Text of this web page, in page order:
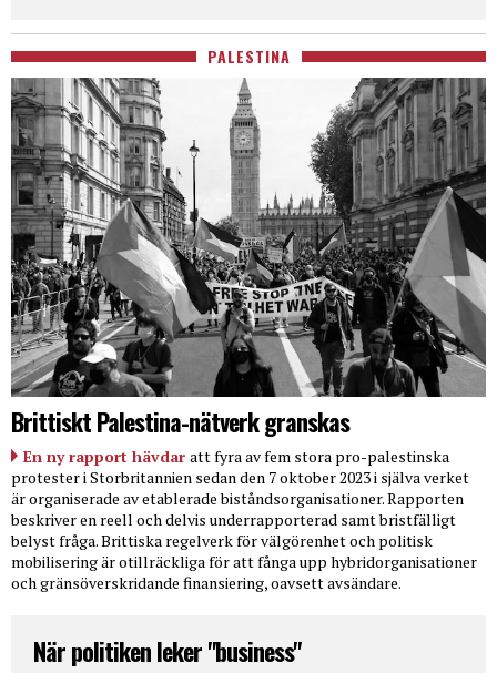
PALESTINA
Brittiskt Palestina-nätverk granskas
En ny rapport hävdar att fyra av fem stora pro-palestinska
protester i Storbritannien sedan den 7 oktober 2023 i själva verket
är organiserade av etablerade biståndsorganisationer. Rapporten
beskriver en reell och delvis underrapporterad samt bristfälligt
belyst fråga. Brittiska regelverk för välgörenhet och politisk
mobilisering är otillräckliga för att fånga upp hybridorganisationer
och gränsöverskridande finansiering, oavsett avsändare.
När politiken leker "business"